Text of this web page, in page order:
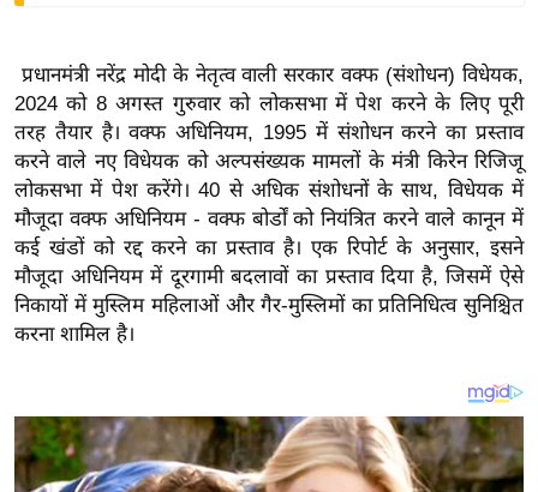
त
वि
शे
ष
ज्ञ
रा
य
ब
खे
ल
प्रधानमंत्री नरेंद्र मोदी के नेतृत्व वाली सरकार वक्फ (संशोधन) विधेयक,
2024 को 8 अगस्त गुरुवार को लोकसभा में पेश करने के लिए पूरी
तरह तैयार है। वक्फ अधिनियम, 1995 में संशोधन करने का प्रस्ताव
करने वाले नए विधेयक को अल्पसंख्यक मामलों के मंत्री किरेन रिजिजू
लोकसभा में पेश करेंगे।40 से अधिक संशोधनों के साथ, विधेयक में
मौजूदा वक्फ अधिनियम - वक्फ बोर्डों को नियंत्रित करने वाले कानून में
कई खंडों को रद्द करने का प्रस्ताव है। एक रिपोर्ट के अनुसार, इसने
मौजूदा अधिनियम में दूरगामी बदलावों का प्रस्ताव दिया है, जिसमें ऐसे
निकायों में मुस्लिम महिलाओं और गैर-मुस्लिमों का प्रतिनिधित्व सुनिश्चित
करना शामिल है।